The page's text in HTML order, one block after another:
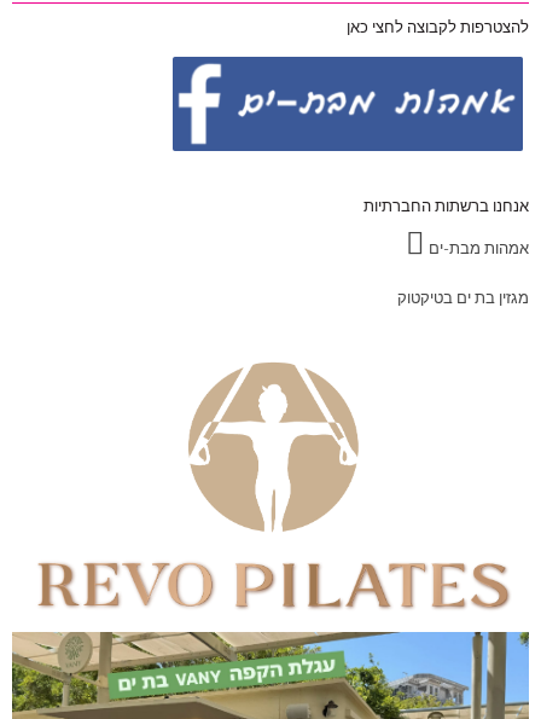
להצטרפות לקבוצה לחצי כאן
אנחנו ברשתות החברתיות
אמהות מבת-ים
מגזין בת ים בטיקטוק